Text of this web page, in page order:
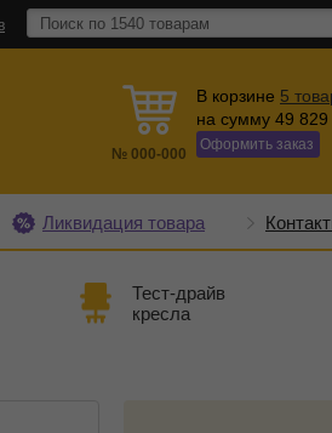
№ 000-000
В корзине 5
на сумму 49 829
Оформить заказ
Ликвидация товара
Тест-драйв
кресла